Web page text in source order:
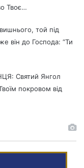
Твоє…
той під
він до Господа: “Ти
Святий Янгол
покровом від